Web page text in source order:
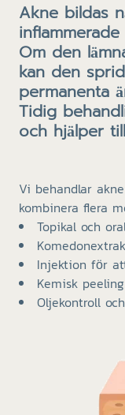
Akne bildas
Om den
kan den
permanenta
Tidig
och hjälper
Vi behandlar
kombinera flera
Topikal och
Injektion för
Kemisk peeling
Oljekontroll